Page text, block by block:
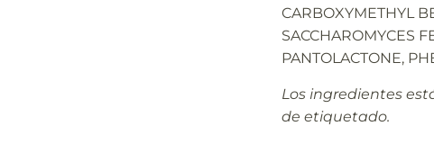
CARBOXYMETHYL
SACCHAROMYCES
PANTOLACTONE,
Los ingredientes
de etiquetado.